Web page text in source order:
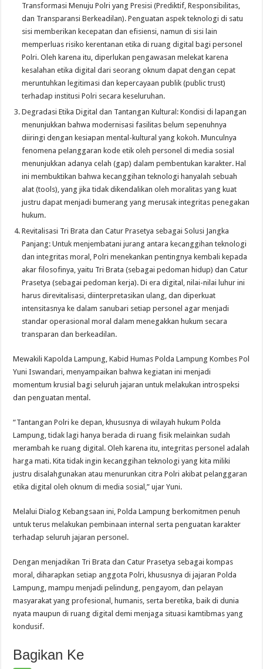
Transformasi Menuju Polri yang Presisi (Prediktif, Responsibilitas,
dan Transparansi Berkeadilan). Penguatan aspek teknologi di satu
sisi memberikan kecepatan dan efisiensi, namun di sisi lain
memperluas risiko kerentanan etika di ruang digital bagi personel
Polri. Oleh karena itu, diperlukan pengawasan melekat karena
kesalahan etika digital dari seorang oknum dapat dengan cepat
meruntuhkan legitimasi dan kepercayaan publik (public trust)
terhadap institusi Polri secara keseluruhan.
Degradasi Etika Digital dan Tantangan Kultural: Kondisi di lapangan
menunjukkan bahwa modernisasi fasilitas belum sepenuhnya
diiringi dengan kesiapan mental-kultural yang kokoh. Munculnya
fenomena pelanggaran kode etik oleh personel di media sosial
menunjukkan adanya celah (gap) dalam pembentukan karakter. Hal
ini membuktikan bahwa kecanggihan teknologi hanyalah sebuah
alat (tools), yang jika tidak dikendalikan oleh moralitas yang kuat
justru dapat menjadi bumerang yang merusak integritas penegakan
hukum.
Revitalisasi Tri Brata dan Catur Prasetya sebagai Solusi Jangka
Panjang: Untuk menjembatani jurang antara kecanggihan teknologi
dan integritas moral, Polri menekankan pentingnya kembali kepada
akar filosofinya, yaitu Tri Brata (sebagai pedoman hidup) dan Catur
Prasetya (sebagai pedoman kerja). Di era digital, nilai-nilai luhur ini
harus direvitalisasi, diinterpretasikan ulang, dan diperkuat
intensitasnya ke dalam sanubari setiap personel agar menjadi
standar operasional moral dalam menegakkan hukum secara
transparan dan berkeadilan.
Mewakili Kapolda Lampung, Kabid Humas Polda Lampung Kombes Pol
Yuni Iswandari, menyampaikan bahwa kegiatan ini menjadi
momentum krusial bagi seluruh jajaran untuk melakukan introspeksi
dan penguatan mental.
“Tantangan Polri ke depan, khususnya di wilayah hukum Polda
Lampung, tidak lagi hanya berada di ruang fisik melainkan sudah
merambah ke ruang digital. Oleh karena itu, integritas personel adalah
harga mati. Kita tidak ingin kecanggihan teknologi yang kita miliki
justru disalahgunakan atau menurunkan citra Polri akibat pelanggaran
etika digital oleh oknum di media sosial,” ujar Yuni.
Melalui Dialog Kebangsaan ini, Polda Lampung berkomitmen penuh
untuk terus melakukan pembinaan internal serta penguatan karakter
terhadap seluruh jajaran personel.
Dengan menjadikan Tri Brata dan Catur Prasetya sebagai kompas
moral, diharapkan setiap anggota Polri, khususnya di jajaran Polda
Lampung, mampu menjadi pelindung, pengayom, dan pelayan
masyarakat yang profesional, humanis, serta beretika, baik di dunia
nyata maupun di ruang digital demi menjaga situasi kamtibmas yang
kondusif.
Bagikan Ke